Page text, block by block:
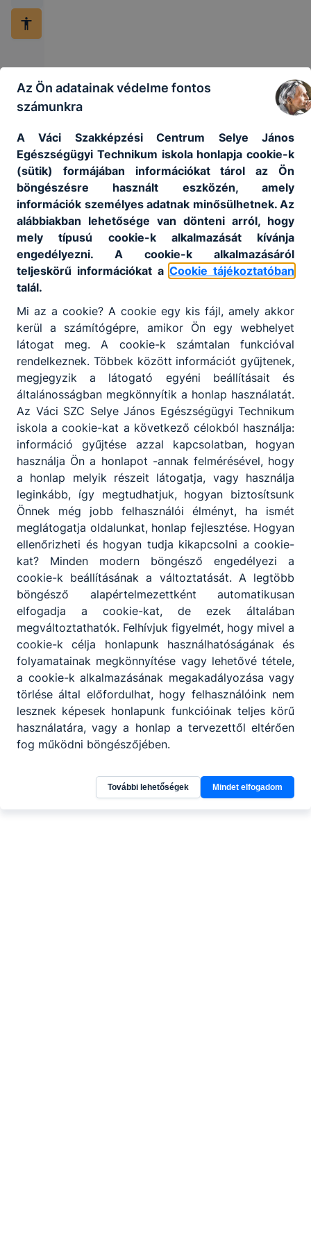
VSZC Selye
János
Egészségügyi
Technikum
2600 Vác
Jávorszky
sétány 2.
KRÉTA
Telefon:
+3627315153
E-mail:
humanszakkozep@selyehszki.hu
OM
azonosító:
203065
Adatkezelés Impresszum
Az Ön adatainak védelme fontos
számunkra
A Váci Szakképzési Centrum Selye János
Egészségügyi Technikum iskola honlapja cookie-k
(sütik) formájában információkat tárol az Ön
böngészésre használt eszközén, amely
információk személyes adatnak minősülhetnek. Az
alábbiakban lehetősége van dönteni arról, hogy
mely típusú cookie-k alkalmazását kívánja
engedélyezni. A cookie-k alkalmazásáról
teljeskörű információkat a Cookie tájékoztatóban
talál.
Mi az a cookie? A cookie egy kis fájl, amely akkor
kerül a számítógépre, amikor Ön egy webhelyet
látogat meg. A cookie-k számtalan funkcióval
rendelkeznek. Többek között információt gyűjtenek,
megjegyzik a látogató egyéni beállításait és
általánosságban megkönnyítik a honlap használatát.
Az Váci SZC Selye János Egészségügyi Technikum
iskola a cookie-kat a következő célokból használja:
információ gyűjtése azzal kapcsolatban, hogyan
használja Ön a honlapot -annak felmérésével, hogy
a honlap melyik részeit látogatja, vagy használja
leginkább, így megtudhatjuk, hogyan biztosítsunk
Önnek még jobb felhasználói élményt, ha ismét
meglátogatja oldalunkat, honlap fejlesztése. Hogyan
ellenőrizheti és hogyan tudja kikapcsolni a cookie-
kat? Minden modern böngésző engedélyezi a
cookie-k beállításának a változtatását. A legtöbb
böngésző alapértelmezettként automatikusan
elfogadja a cookie-kat, de ezek általában
megváltoztathatók. Felhívjuk figyelmét, hogy mivel a
cookie-k célja honlapunk használhatóságának és
folyamatainak megkönnyítése vagy lehetővé tétele,
a cookie-k alkalmazásának megakadályozása vagy
törlése által előfordulhat, hogy felhasználóink nem
lesznek képesek honlapunk funkcióinak teljes körű
használatára, vagy a honlap a tervezettől eltérően
fog működni böngészőjében.
További lehetőségek Mindet elfogadom